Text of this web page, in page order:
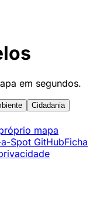
em segundos.
Cidadania
mapa
Spot GitHubFicha